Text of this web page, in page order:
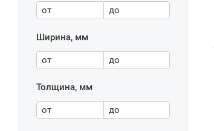
от до
Ширина, мм
от до
Толщина, мм
от до